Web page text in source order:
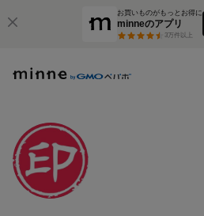
お買いものがもっとお得に
minneのアプリ
3万件以上